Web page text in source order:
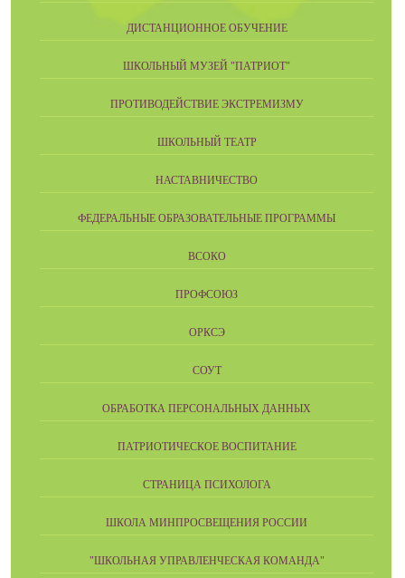
ДИСТАНЦИОННОЕ ОБУЧЕНИЕ
ШКОЛЬНЫЙ МУЗЕЙ "ПАТРИОТ"
ПРОТИВОДЕЙСТВИЕ ЭКСТРЕМИЗМУ
ШКОЛЬНЫЙ ТЕАТР
НАСТАВНИЧЕСТВО
ФЕДЕРАЛЬНЫЕ ОБРАЗОВАТЕЛЬНЫЕ ПРОГРАММЫ
ВСОКО
ПРОФСОЮЗ
ОРКСЭ
СОУТ
ОБРАБОТКА ПЕРСОНАЛЬНЫХ ДАННЫХ
ПАТРИОТИЧЕСКОЕ ВОСПИТАНИЕ
СТРАНИЦА ПСИХОЛОГА
ШКОЛА МИНПРОСВЕЩЕНИЯ РОССИИ
"ШКОЛЬНАЯ УПРАВЛЕНЧЕСКАЯ КОМАНДА"